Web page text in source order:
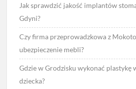
Jak sprawdzić jakość implantów
Gdyni?
Czy firma przeprowadzkowa z
ubezpieczenie mebli?
Gdzie w Grodzisku wykonać plastykę
dziecka?